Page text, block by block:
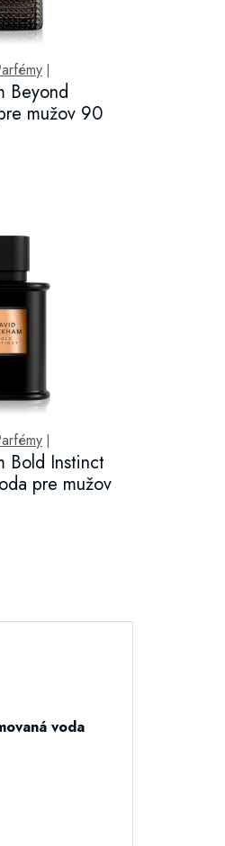
|
Beyond
mužov 90
|
Bold Instinct
pre mužov
voda